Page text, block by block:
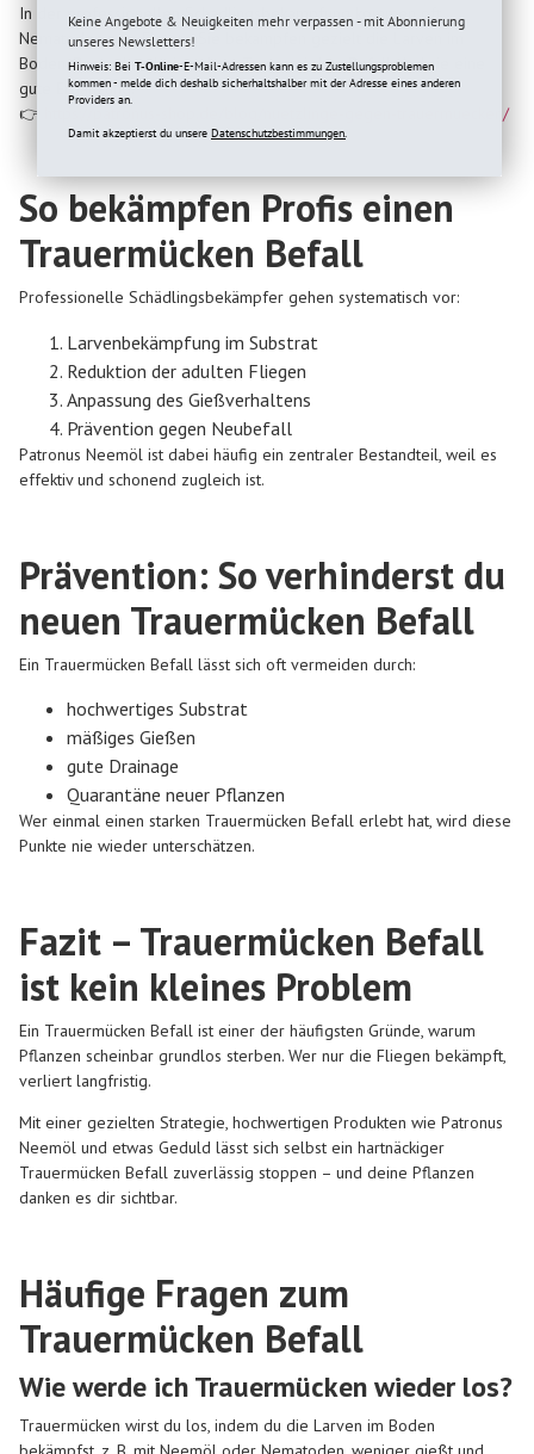
In der professionellen Schädlingsbekämpfung kommen oft
Nematoden zum Einsatz. Sie bekämpfen gezielt die Larven im
Boden. Besonders bei starkem Trauermücken Befall sind sie eine
gute Ergänzung:
👉
https://patronus-shop.de/blog/nuetzlinge-gegen-trauermuecken/
So bekämpfen Profis einen
Trauermücken Befall
Professionelle Schädlingsbekämpfer gehen systematisch vor:
Larvenbekämpfung im Substrat
Reduktion der adulten Fliegen
Anpassung des Gießverhaltens
Prävention gegen Neubefall
Patronus Neemöl ist dabei häufig ein zentraler Bestandteil, weil es
effektiv und schonend zugleich ist.
Prävention: So verhinderst du
neuen Trauermücken Befall
Ein Trauermücken Befall lässt sich oft vermeiden durch:
hochwertiges Substrat
mäßiges Gießen
gute Drainage
Quarantäne neuer Pflanzen
Wer einmal einen starken Trauermücken Befall erlebt hat, wird diese
Punkte nie wieder unterschätzen.
Fazit – Trauermücken Befall
ist kein kleines Problem
Ein Trauermücken Befall ist einer der häufigsten Gründe, warum
Pflanzen scheinbar grundlos sterben. Wer nur die Fliegen bekämpft,
verliert langfristig.
Mit einer gezielten Strategie, hochwertigen Produkten wie Patronus
Neemöl und etwas Geduld lässt sich selbst ein hartnäckiger
Trauermücken Befall zuverlässig stoppen – und deine Pflanzen
danken es dir sichtbar.
Häufige Fragen zum
Trauermücken Befall
Wie werde ich Trauermücken wieder los?
Trauermücken wirst du los, indem du die Larven im Boden
Keine Angebote & Neuigkeiten mehr verpassen - mit Abonnierung
unseres Newsletters!
Hinweis: Bei T-Online-E-Mail-Adressen kann es zu Zustellungsproblemen
kommen - melde dich deshalb sicherhaltshalber mit der Adresse eines anderen
Providers an.
Damit akzeptierst du unsere Datenschutzbestimmungen.